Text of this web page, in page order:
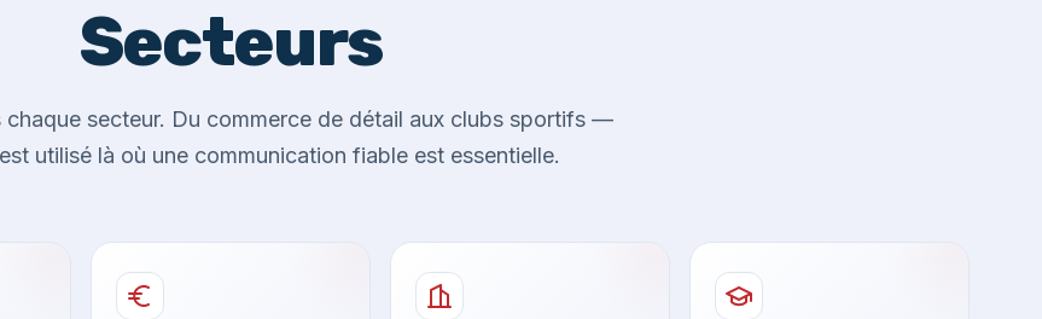
Secteurs
chaque secteur. Du commerce de détail aux clubs sportifs —
utilisé là où une communication fiable est essentielle.